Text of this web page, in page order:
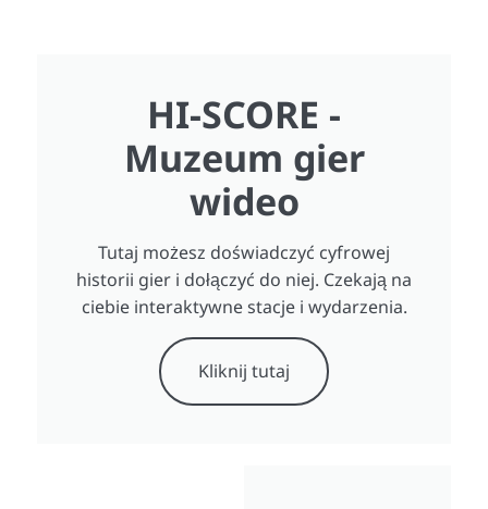
HI-SCORE -
Muzeum gier
wideo
Tutaj możesz doświadczyć cyfrowej
historii gier i dołączyć do niej. Czekają na
ciebie interaktywne stacje i wydarzenia.
Kliknij tutaj